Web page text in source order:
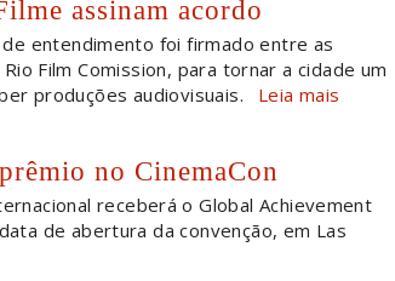
assinam acordo
entendimento foi firmado entre as
Film Comission, para tornar a cidade um
produções audiovisuais.
Leia mais
no CinemaCon
receberá o Global Achievement
de abertura da convenção, em Las